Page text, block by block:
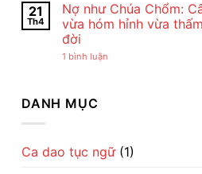
Viên
–
Vẻ
Đẹp
Của
Tình
Ru
Chế
Lan
Viên
–
Tiếng
Ru
Tình
đi
cày
–
Bài
đồng
dao
cả
quê
bình
luận
ở
Giận
mày
tao
Câu
chuyện
hỉnh
21
Th4
Nợ như Chúa Chổm:
vừa hóm hỉnh vừa
đời
1 bình luận
vừa
hóm
DANH MỤC
Ca dao tục ngữ(1)